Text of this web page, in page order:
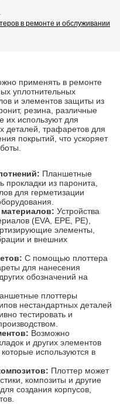
в ремонте и обслуживании
применять в ремонте
уплотнительных
и элементов защиты из
резина, различные
их используют для
деталей, трафаретов для
покрытий, что ускоряет
Планшетные
прокладки из паронита,
для герметизации
Устройства
(EVA, EPE, PE),
элементы,
и внешних
: С помощью плоттера
для нанесения
обозначений на
плоттеры
нестандартных деталей
тестировать и
: Возможно
и других элементов
используются в
Плоттер может
композиты и другие
создания корпусов,